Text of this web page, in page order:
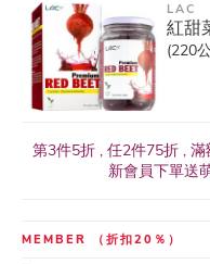
LAC
紅甜
(220
第3件5折 , 任2件75折 ,
新會員下單送
MEMBER （折扣20％）